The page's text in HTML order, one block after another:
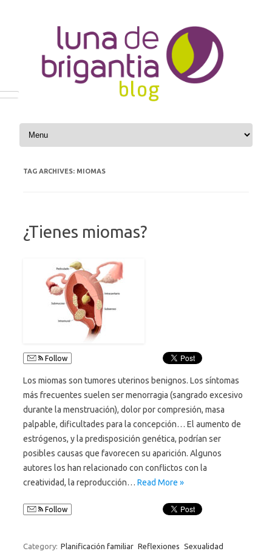
Skip to content
TAG ARCHIVES: MIOMAS
¿Tienes miomas?
Follow
Los miomas son tumores uterinos benignos. Los síntomas
más frecuentes suelen ser menorragia (sangrado excesivo
durante la menstruación), dolor por compresión, masa
palpable, dificultades para la concepción… El aumento de
estrógenos, y la predisposición genética, podrían ser
posibles causas que favorecen su aparición. Algunos
autores los han relacionado con conflictos con la
creatividad, la reproducción… Read More »
Follow
Category: Planificación familiar Reflexiones Sexualidad